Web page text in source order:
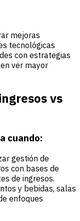
mejoras
tecnológicas
con estrategias
ver mayor
vs
cuando:
gestión de
con bases de
de ingresos.
y bebidas, salas
enfoques